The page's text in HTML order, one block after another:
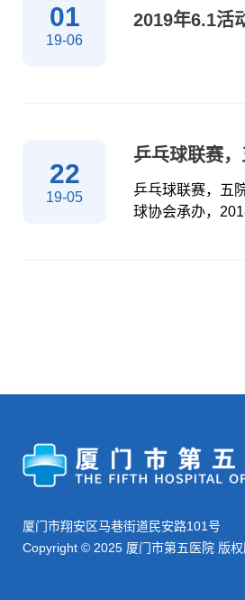
01
19-06
2019年6.1活
22
19-05
乒乓球联赛，
乒乓球联赛，五
球协会承办，
再次刷新五院女
示，通过比赛认
厦门市翔安区马巷街道民安路101号
Copyright © 2025 厦门市第五医院 版